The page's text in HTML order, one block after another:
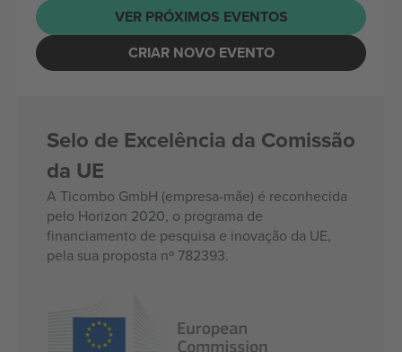
VER PRÓXIMOS EVENTOS
CRIAR NOVO EVENTO
Selo de Excelência da Comissão
da UE
A Ticombo GmbH (empresa-mãe) é reconhecida
pelo Horizon 2020, o programa de
financiamento de pesquisa e inovação da UE,
pela sua proposta nº 782393.